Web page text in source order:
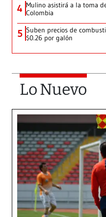
4 Mulino asistirá a la toma
Colombia
5 Suben precios de
$0.26 por galón
Lo Nuevo